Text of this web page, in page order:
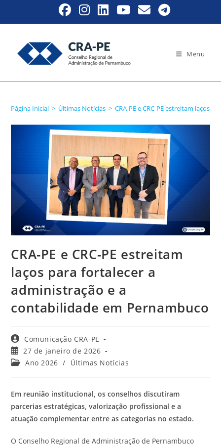
conteúdo
Menu
Página Inicial > Últimas Notícias > CRA-PE e CRC-PE estreitam laços
CRA-PE e CRC-PE estreitam
laços para fortalecer a
administração e a
contabilidade em Pernambuco
Autor
do
post:
Comunicação CRA-PE
Post
publicado:
27 de janeiro de 2026
Categoria
Ano 2026 / Últimas Notícias
Em reunião institucional, os conselhos discutiram
parcerias estratégicas, valorização profissional e a
atuação complementar entre as categorias no estado.
O Conselho Regional de Administração de Pernambuco